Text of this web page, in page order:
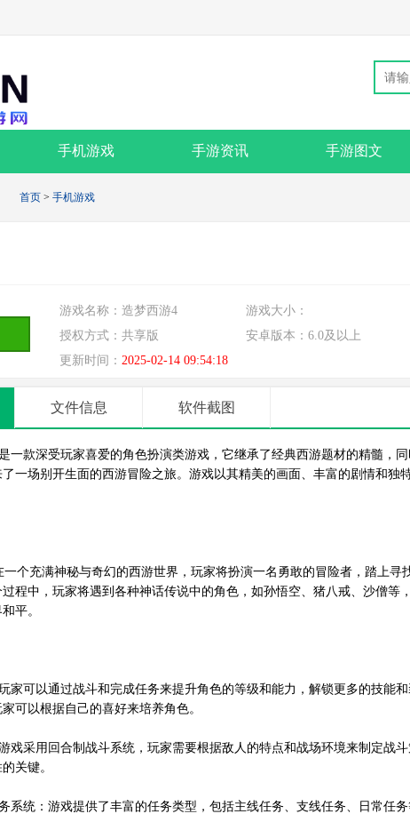
手机游戏 手游资讯 手游图文
首页 > 手机游戏
游戏名称： 造梦西游4 游戏大小：
授权方式： 共享版 安卓版本： 6.0及以上
更新时间： 2025-02-14 09:54:18
文件信息 软件截图
一款深受玩家喜爱的角色扮演类游戏，它继承了经典西游题材的精髓，
一场别开生面的西游冒险之旅。游戏以其精美的画面、丰富的剧情和独
个充满神秘与奇幻的西游世界，玩家将扮演一名勇敢的冒险者，踏上寻
程中，玩家将遇到各种神话传说中的角色，如孙悟空、猪八戒、沙僧等
平。
家可以通过战斗和完成任务来提升角色的等级和能力，解锁更多的技能
可以根据自己的喜好来培养角色。
戏采用回合制战斗系统，玩家需要根据敌人的特点和战场环境来制定战
关键。
系统：游戏提供了丰富的任务类型，包括主线任务、支线任务、日常任